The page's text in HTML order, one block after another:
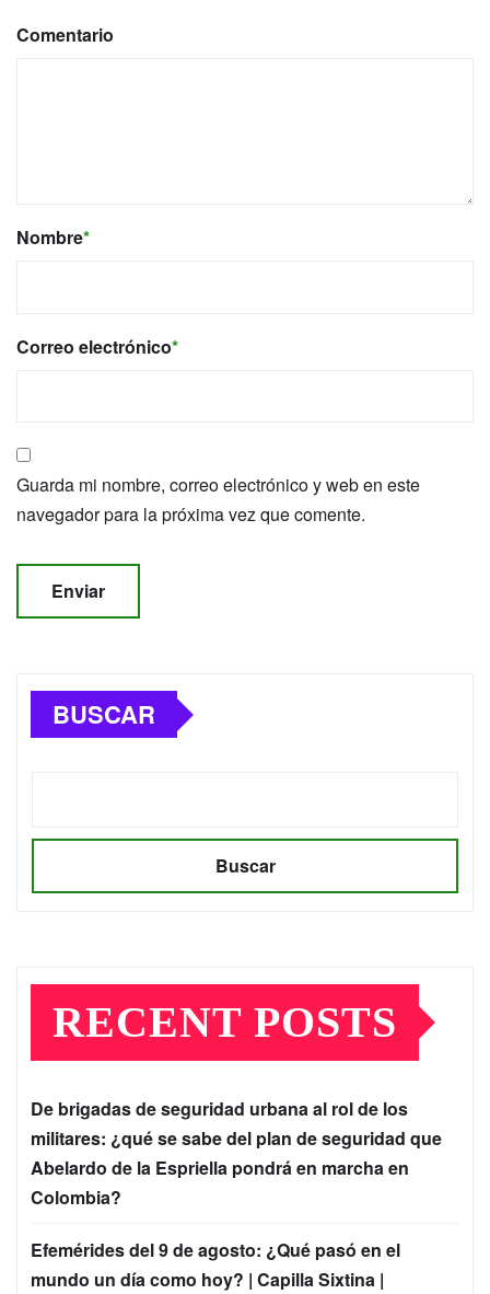
Comentario
Nombre*
Correo electrónico*
Guarda mi nombre, correo electrónico y web en este
navegador para la próxima vez que comente.
BUSCAR
Buscar
RECENT POSTS
De brigadas de seguridad urbana al rol de los
militares: ¿qué se sabe del plan de seguridad que
Abelardo de la Espriella pondrá en marcha en
Colombia?
Efemérides del 9 de agosto: ¿Qué pasó en el
mundo un día como hoy? | Capilla Sixtina |